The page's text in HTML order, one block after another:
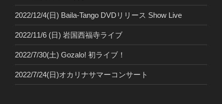
2022/12/4(日) Baila-Tango DVDリリース Show Live
2022/11/6 (日) 岩国西福寺ライブ
2022/7/30(土) Gozalo! 初ライブ！
2022/7/24(日)オカリナサマーコンサート